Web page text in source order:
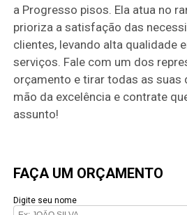
a Progresso pisos. Ela atua no
prioriza a satisfação das
clientes, levando alta qualidade
serviços. Fale com um dos
orçamento e tirar todas as suas
mão da excelência e contrate
assunto!
FAÇA UM ORÇAMENTO
Digite seu nome